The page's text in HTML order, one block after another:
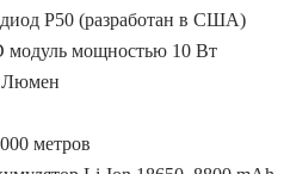
P50 (разработан в США)
модуль мощностью 10 Вт
Люмен
метров